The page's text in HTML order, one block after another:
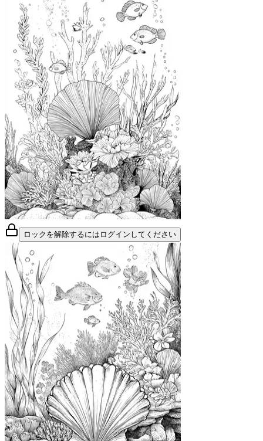
ロックを解除するにはログインしてください